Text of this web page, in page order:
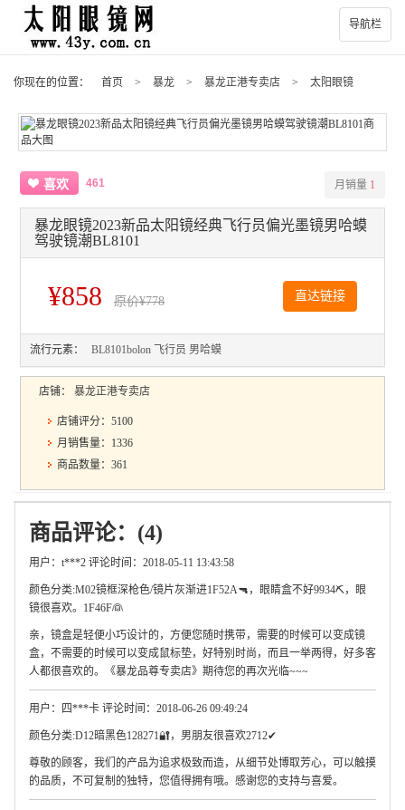
导航栏
你现在的位置： 首页 > 暴龙 > 暴龙正港专卖店 > 太阳眼镜
喜欢 461 月销量 1
暴龙眼镜2023新品太阳镜经典飞行员偏光墨镜男哈蟆
驾驶镜潮BL8101
¥858 原价¥778 直达链接
流行元素： BL8101bolon 飞行员 男哈蟆
店铺： 暴龙正港专卖店
店铺评分：5100
月销售量：1336
商品数量：361
商品评论：(4)
用户：t***2 评论时间：2018-05-11 13:43:58
颜色分类:M02镜框深枪色/镜片灰渐进1F52A🔫，眼睛盒不好9934⛏，眼
镜很喜欢。1F46F👰
亲，镜盒是轻便小巧设计的，方便您随时携带，需要的时候可以变成镜
盒，不需要的时候可以变成鼠标垫，好特别时尚，而且一举两得，好多客
人都很喜欢的。《暴龙品尊专卖店》期待您的再次光临~~~
用户：四***卡 评论时间：2018-06-26 09:49:24
颜色分类:D12暗黑色128271🔐，男朋友很喜欢2712✔
尊敬的顾客，我们的产品为追求极致而造，从细节处博取芳心，可以触摸
的品质，不可复制的独特，您值得拥有哦。感谢您的支持与喜爱。